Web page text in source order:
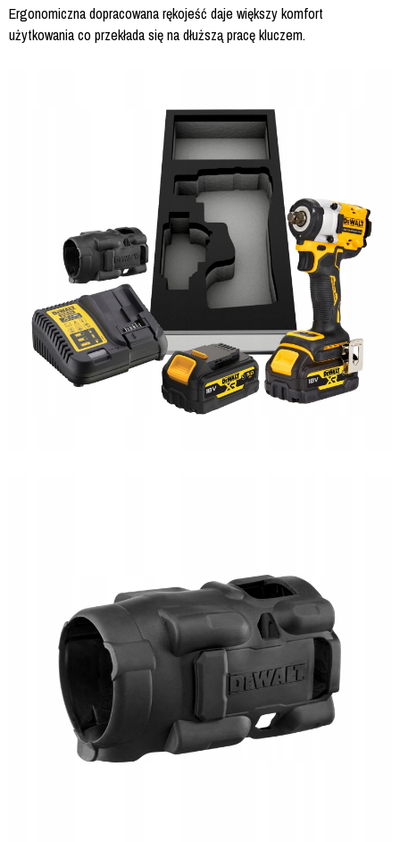
Ergonomiczna dopracowana rękojeść daje większy komfort
użytkowania co przekłada się na dłuższą pracę kluczem.